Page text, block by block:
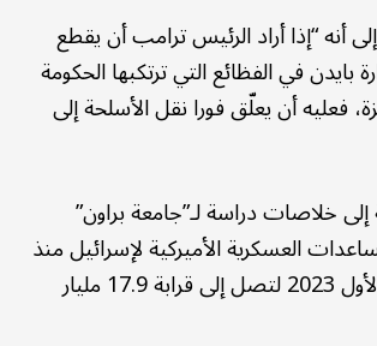
أنه “إذا أراد الرئيس ترامب أن يقطع
بايدن في الفظائع التي ترتكبها الحكومة
فعليه أن يعلّق فورا نقل الأسلحة إلى
خلاصات دراسة لـ”جامعة براون”
العسكرية الأميركية لإسرائيل منذ
7 أكتوبر/تشرين الأول 2023 لتصل إلى قرابة 17.9 مليار